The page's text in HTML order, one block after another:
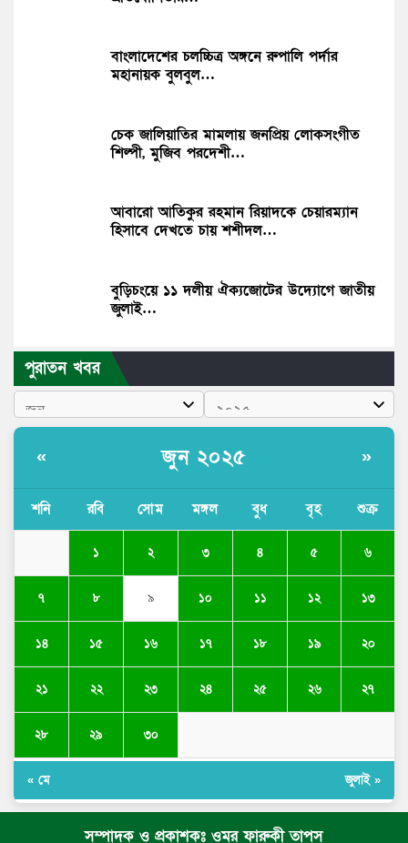
বাংলাদেশের চলচ্চিত্র অঙ্গনে রুপালি পর্দার
মহানায়ক বুলবুল…
চেক জালিয়াতির মামলায় জনপ্রিয় লোকসংগীত
শিল্পী, মুজিব পরদেশী…
আবারো আতিকুর রহমান রিয়াদকে চেয়ারম্যান
হিসাবে দেখতে চায় শশীদল…
বুড়িচংয়ে ১১ দলীয় ঐক্যজোটের উদ্যোগে জাতীয়
জুলাই…
পুরাতন খবর
« জুন ২০২৫ »
শনি রবি সোম মঙ্গল বুধ বৃহ শুক্র
১ ২ ৩ ৪ ৫ ৬
৭ ৮ ৯ ১০ ১১ ১২ ১৩
১৪ ১৫ ১৬ ১৭ ১৮ ১৯ ২০
২১ ২২ ২৩ ২৪ ২৫ ২৬ ২৭
২৮ ২৯ ৩০
« মে জুলাই »
সম্পাদক ও প্রকাশকঃ ওমর ফারুকী তাপস